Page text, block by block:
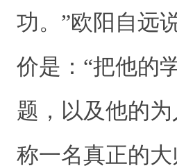
功。”欧阳自远
价是：“把他的
题，以及他的
称一名真正的